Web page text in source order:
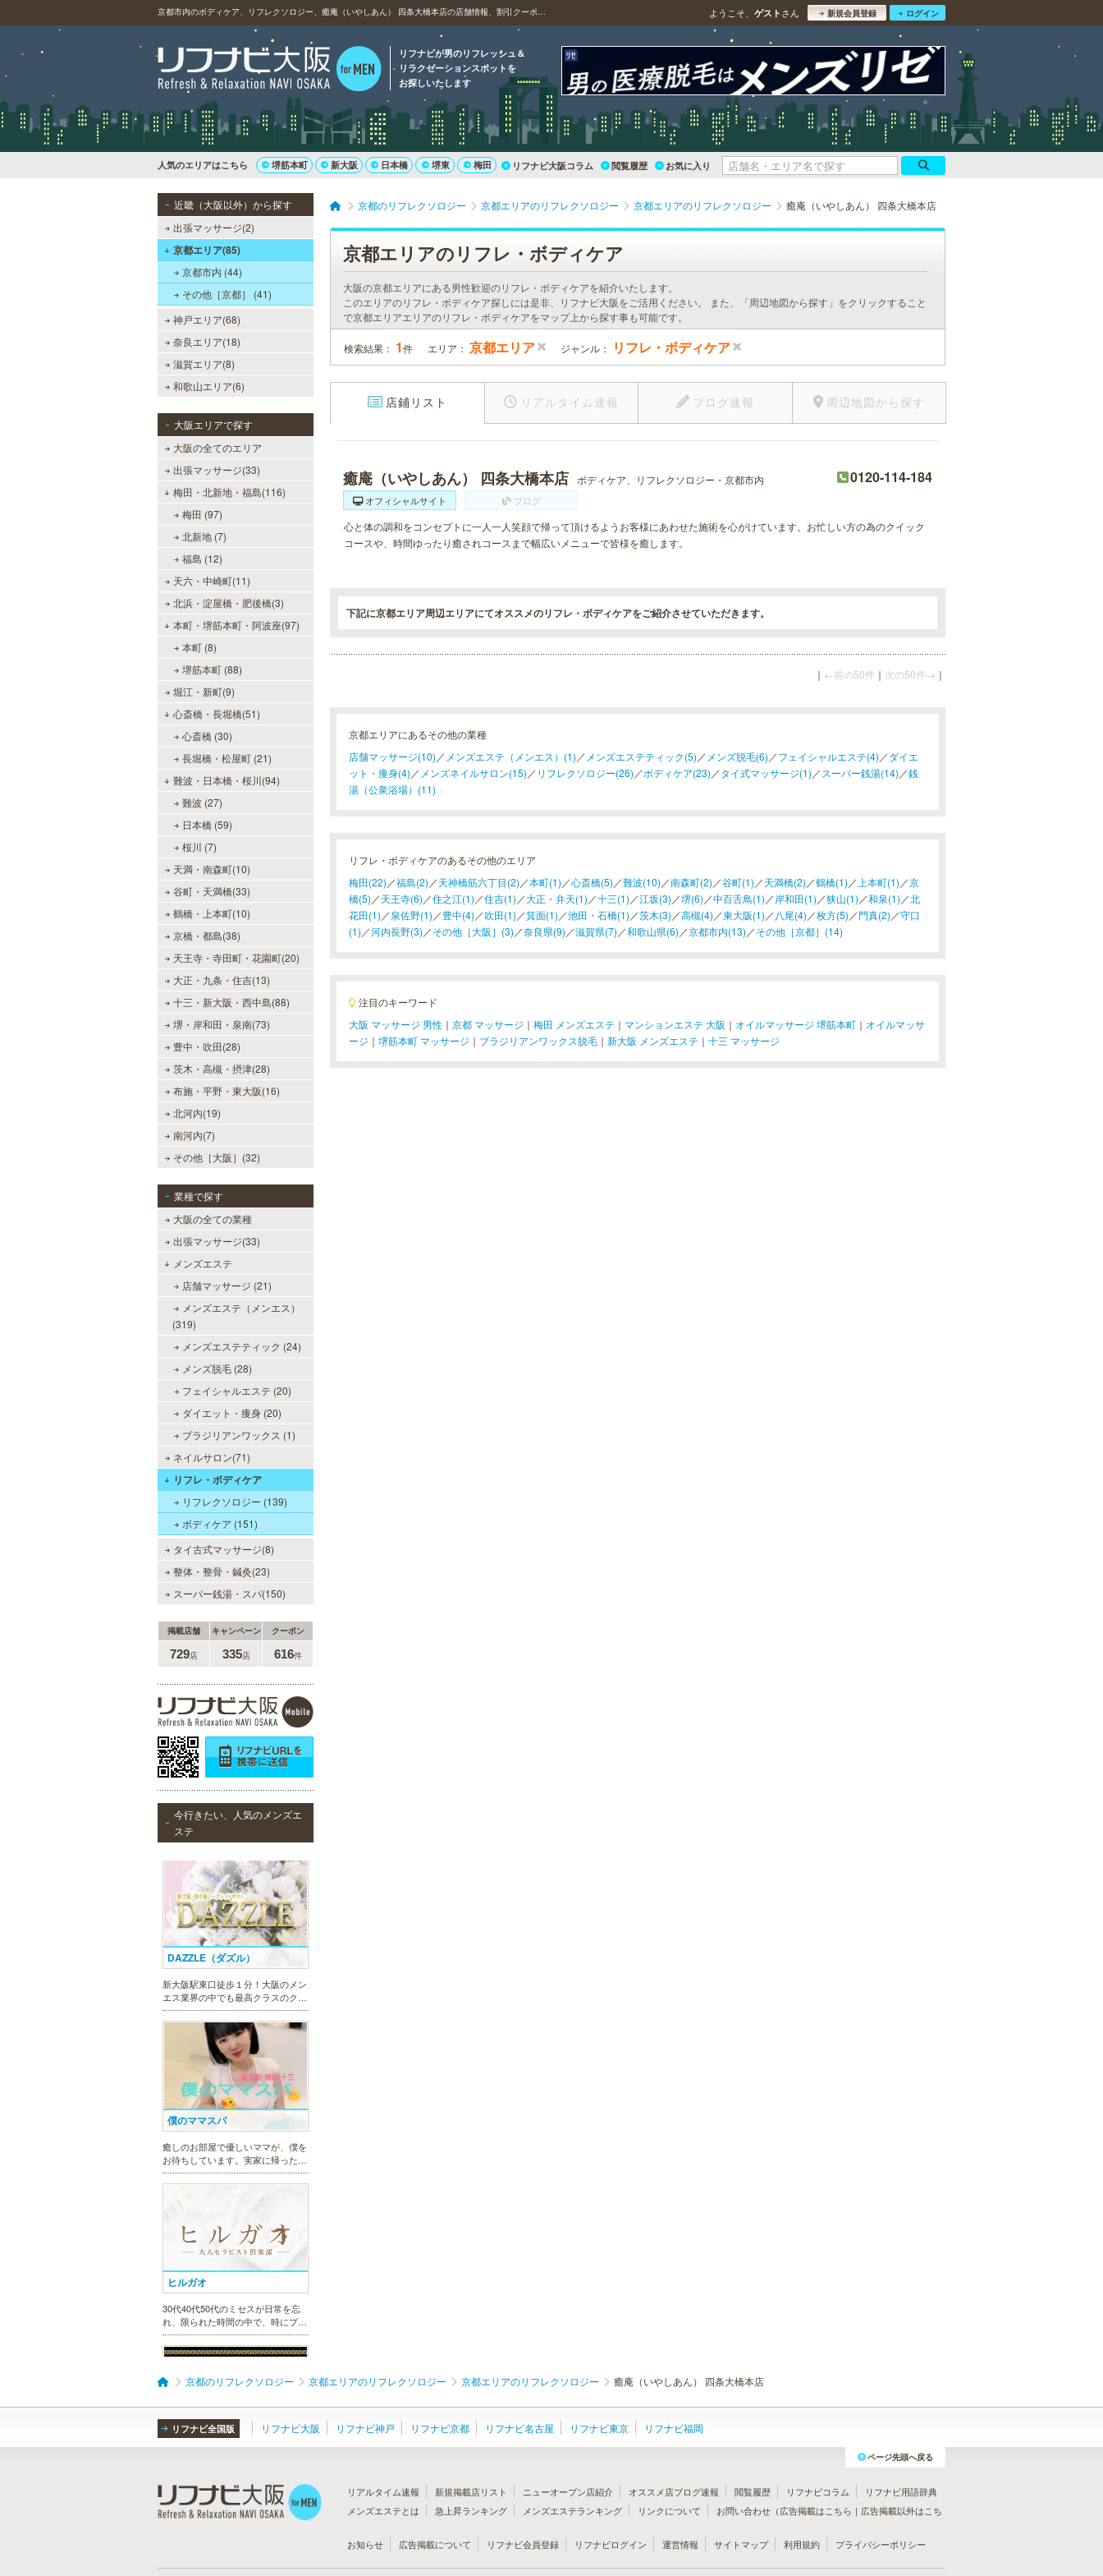
京都市内のボディケア、リフレクソロジー、癒庵（いやしあん） 四条大橋本店の店舗情報、割引クーポン、アクセス情報について ようこそ、 ゲスト さん 新規会員登録 ログイン
リフナビが男のリフレッシュ＆
リラクゼーションスポットを
お探しいたします
人気のエリアはこちら 堺筋本町 新大阪 日本橋 堺東 梅田 リフナビ大阪コラム 閲覧履歴 お気に入り
近畿（大阪以外）から探す
出張マッサージ(2)
京都エリア(85)
京都市内 (44)
その他［京都］ (41)
神戸エリア(68)
奈良エリア(18)
滋賀エリア(8)
和歌山エリア(6)
大阪エリアで探す
大阪の全てのエリア
出張マッサージ(33)
梅田・北新地・福島(116)
梅田 (97)
北新地 (7)
福島 (12)
天六・中崎町(11)
北浜・淀屋橋・肥後橋(3)
本町・堺筋本町・阿波座(97)
本町 (8)
堺筋本町 (88)
堀江・新町(9)
心斎橋・長堀橋(51)
心斎橋 (30)
長堀橋・松屋町 (21)
難波・日本橋・桜川(94)
難波 (27)
日本橋 (59)
桜川 (7)
天満・南森町(10)
谷町・天満橋(33)
鶴橋・上本町(10)
京橋・都島(38)
天王寺・寺田町・花園町(20)
大正・九条・住吉(13)
十三・新大阪・西中島(88)
堺・岸和田・泉南(73)
豊中・吹田(28)
茨木・高槻・摂津(28)
布施・平野・東大阪(16)
北河内(19)
南河内(7)
その他［大阪］(32)
業種で探す
大阪の全ての業種
出張マッサージ(33)
メンズエステ
店舗マッサージ (21)
メンズエステ（メンエス）
(319)
メンズエステティック (24)
メンズ脱毛 (28)
フェイシャルエステ (20)
ダイエット・痩身 (20)
ブラジリアンワックス (1)
ネイルサロン(71)
リフレ・ボディケア
リフレクソロジー (139)
ボディケア (151)
タイ古式マッサージ(8)
整体・整骨・鍼灸(23)
スーパー銭湯・スパ(150)
掲載店舗 キャンペーン クーポン
729店 335店 616件
今行きたい、人気のメンズエ
ステ
sirena I（シレーナ）
可愛いが溢れる!!ふたりきりの空間
で厳選セラピストたちが貴方の日頃
なしで身も心も満たされる至福の時
間をお楽しみいただけます。
ミセス・ムーンR 大阪店
優しさと気遣いを忘れない…。大人
女性専門サロン♪至福の癒しを、お
約束致します。
当たりSPA 日本橋店
当店では、少しでも多くのお客様に
を完備しております。★完全個室★
お客様に『当たり』と思ってもらえ
る様ルックス、施術レベルを極めた
セラピストがマッサージをご提供致
します。
町・谷町ルーム（ラベーラ）
若い女性にはない大人の魅力を存分
に味わってくださいませ。またプラ
しい方でも出張での対応もしており
ますので何なりとお申し付けくださ
DAZZLE（ダズル）
新大阪駅東口徒歩１分！大阪のメン
エス業界の中でも最高クラスのクオ
リティ!!厳選に厳選を重ねたセラピ
ストが何度も何度もトレーニングを
受け実現しました。日々の疲れを解
きほぐす極上のお時間をご堪能くだ
僕のママスパ
癒しのお部屋で優しいママが、僕を
お待ちしています。実家に帰ったよ
うにくつろいで、暖かな母の愛に包
まれて下さい。心身ともの安らぎと
最高の癒しが貴方を待っています。
ヒルガオ
30代40代50代のミセスが日常を忘
れ、限られた時間の中で、時にプロ
フェッショナルに、時に恋人らしく
大人セラピストの魅力を存分に発揮
します。
美魔女セラピー 梅田店
れた美魔女による究極の癒しをご堪
能ください。
京都のリフレクソロジー 京都エリアのリフレクソロジー 京都エリアのリフレクソロジー 癒庵（いやしあん） 四条大橋本店
京都エリアのリフレ・ボディケア
大阪の京都エリアにある男性歓迎のリフレ・ボディケアを紹介いたします。
このエリアのリフレ・ボディケア探しには是非、リフナビ大阪をご活用ください。 また、「周辺地図から探す」をクリックすること
で京都エリアエリアのリフレ・ボディケアをマップ上から探す事も可能です。
検索結果： 1件 エリア： 京都エリア ジャンル： リフレ・ボディケア
店鋪リスト リアルタイム速報 ブログ速報 周辺地図から探す
癒庵（いやしあん） 四条大橋本店 ボディケア、リフレクソロジー・京都市内 0120-114-184
オフィシャルサイト ブログ
心と体の調和をコンセプトに一人一人笑顔で帰って頂けるようお客様にあわせた施術を心がけています。お忙しい方の為のクイック
コースや、時間ゆったり癒されコースまで幅広いメニューで皆様を癒します。
下記に京都エリア周辺エリアにてオススメのリフレ・ボディケアをご紹介させていただきます。
｜ ←前の50件 ｜ 次の50件→ ｜
京都エリアにあるその他の業種
店舗マッサージ(10) ／ メンズエステ（メンエス）(1) ／ メンズエステティック(5) ／ メンズ脱毛(6) ／フェイシャルエステ(4) ／ダイエ
ット・痩身(4) ／ メンズネイルサロン(15) ／ リフレクソロジー(26) ／ボディケア(23) ／タイ式マッサージ(1) ／ スーパー銭湯(14) ／銭
湯（公衆浴場）(11)
リフレ・ボディケアのあるその他のエリア
梅田(22) ／福島(2) ／天神橋筋六丁目(2) ／本町(1) ／心斎橋(5) ／難波(10) ／南森町(2) ／谷町(1) ／天満橋(2) ／鶴橋(1) ／ 上本町(1) ／京
橋(5) ／天王寺(6) ／住之江(1) ／住吉(1) ／大正・弁天(1) ／十三(1) ／江坂(3) ／堺(6) ／中百舌鳥(1) ／ 岸和田(1) ／狭山(1) ／和泉(1) ／北
花田(1) ／泉佐野(1) ／豊中(4) ／吹田(1) ／箕面(1) ／池田・石橋(1) ／茨木(3) ／高槻(4) ／東大阪(1) ／ 八尾(4) ／枚方(5) ／門真(2) ／守口
(1) ／河内長野(3) ／その他［大阪］(3) ／奈良県(9) ／滋賀県(7) ／和歌山県(6) ／京都市内(13) ／その他［京都］(14)
注目のキーワード
大阪 マッサージ 男性 ｜ 京都 マッサージ ｜ 梅田 メンズエステ ｜ マンションエステ 大阪 ｜ オイルマッサージ 堺筋本町 ｜ オイルマッサ
ージ ｜ 堺筋本町 マッサージ ｜ ブラジリアンワックス脱毛 ｜ 新大阪 メンズエステ ｜ 十三 マッサージ
京都のリフレクソロジー 京都エリアのリフレクソロジー 京都エリアのリフレクソロジー 癒庵（いやしあん） 四条大橋本店
リフナビ全国版 リフナビ大阪 リフナビ神戸 リフナビ京都 リフナビ名古屋 リフナビ東京 リフナビ福岡
ページ先頭へ戻る
リアルタイム速報 新規掲載店リスト ニューオープン店紹介 オススメ店ブログ速報 閲覧履歴 リフナビコラム
リフナビ用語辞典
メンズエステとは
急上昇ランキング メンズエステランキング リンクについて お問い合わせ（広告掲載はこちら ｜ 広告掲載以外はこち
お知らせ
広告掲載について リフナビ会員登録 リフナビログイン 運営情報 サイトマップ 利用規約 プライバシーポリシー